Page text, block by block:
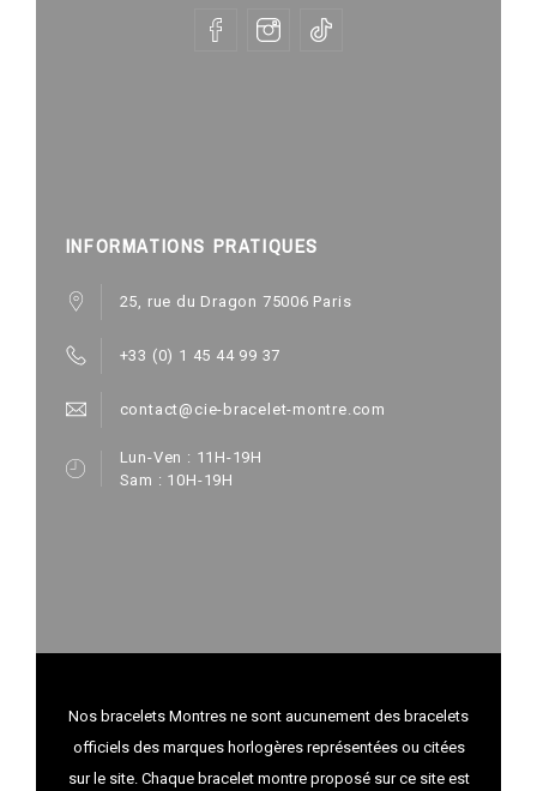
INFORMATIONS PRATIQUES
25, rue du Dragon 75006 Paris
+33 (0) 1 45 44 99 37
contact@cie-bracelet-montre.com
Lun-Ven : 11H-19H
Sam : 10H-19H
Nos bracelets Montres ne sont aucunement des bracelets
officiels des marques horlogères représentées ou citées
sur le site. Chaque bracelet montre proposé sur ce site est